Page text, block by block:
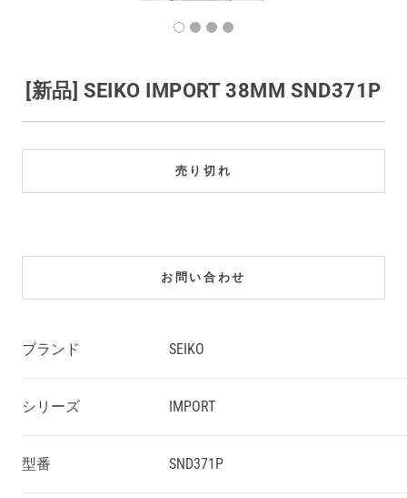
お問い合わせ
[新品] SEIKO IMPORT 38MM SND371P
売り切れ
お問い合わせ
ブランド SEIKO
シリーズ IMPORT
型番 SND371P